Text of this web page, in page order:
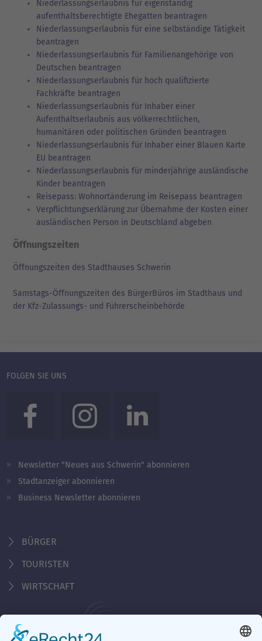
Niederlassungserlaubnis für eigenständig
aufenthaltsberechtigte Ehegatten beantragen
Niederlassungserlaubnis für eine selbständige Tätigkeit
beantragen
Niederlassungserlaubnis für Familienangehörige von
Deutschen beantragen
Niederlassungserlaubnis für hoch qualifizierte
Fachkräfte beantragen
Niederlassungserlaubnis für Inhaber einer
Aufenthaltserlaubnis aus völkerrechtlichen,
humanitären oder politischen Gründen beantragen
Niederlassungserlaubnis für Inhaber einer Blauen Karte
EU beantragen
Niederlassungserlaubnis für minderjährige ausländische
Kinder beantragen
Reisepass: Wohnortänderung im Reisepass beantragen
Verpflichtungserklärung zur Übernahme der Kosten einer
ausländischen Person in Deutschland abgeben
Öffnungszeiten
Öffnungszeiten des Stadthauses Schwerin
Samstags-Öffnungszeiten des BürgerBüros im Stadthaus und
der Kfz-Zulassungs- und Führerscheinbehörde
FOLGEN SIE UNS
Newsletter "Neues aus Schwerin" abonnieren
Stadtanzeiger abonnieren
Business Newsletter abonnieren
BÜRGER
TOURISTEN
WIRTSCHAFT
Behördennummer 115